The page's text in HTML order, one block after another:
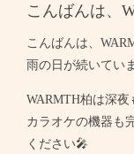
こんばんは、
こんばんは、
雨の日が続いてい
WARMTH柏は深夜
カラオケの機器も
ください🎤